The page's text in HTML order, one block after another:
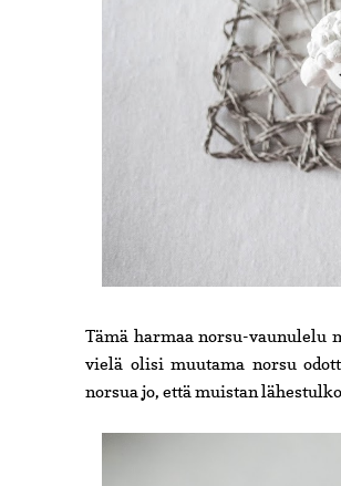
Tämä harmaa norsu-vaunulelu
vielä olisi muutama norsu
norsua jo, että muistan